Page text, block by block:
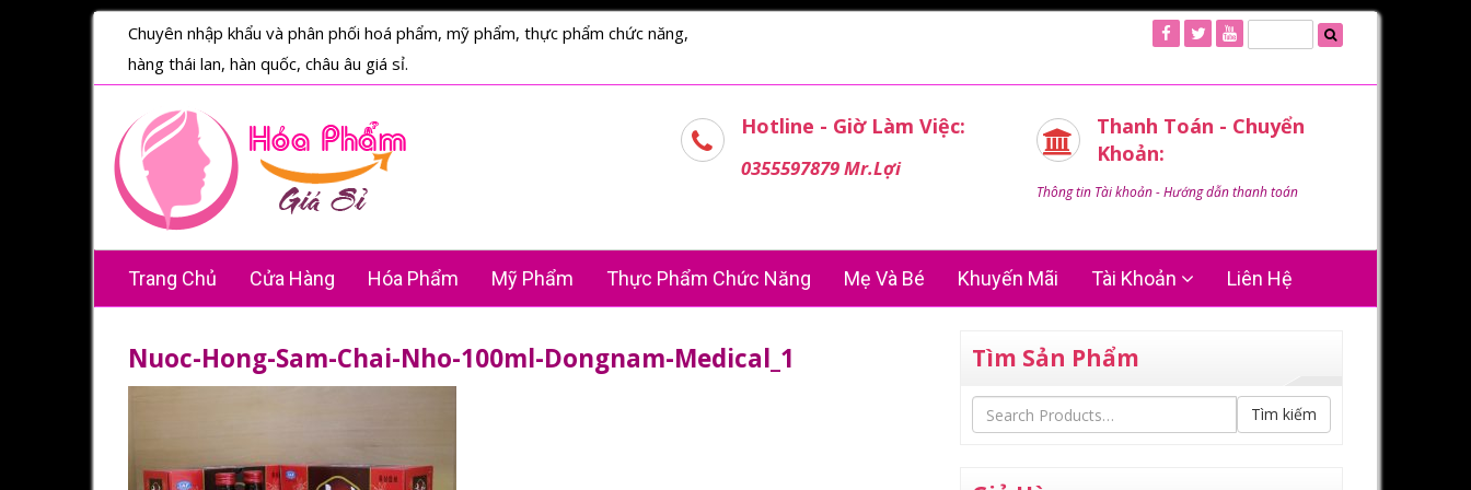
Chuyên nhập khẩu và phân phối hoá phẩm, mỹ phẩm, thực phẩm chức năng,
hàng thái lan, hàn quốc, châu âu giá sỉ.
Hotline - Giờ Làm Việc:
0355597879 Mr.Lợi
Thanh Toán - Chuyển
Khoản:
Thông tin Tài khoản - Hướng dẫn thanh toán
Trang Chủ Cửa Hàng Hóa Phẩm Mỹ Phẩm Thực Phẩm Chức Năng Mẹ Và Bé Khuyến Mãi Tài Khoản Liên Hệ
Nuoc-Hong-Sam-Chai-Nho-100ml-Dongnam-Medical_1 Tìm Sản Phẩm
Tìm kiếm